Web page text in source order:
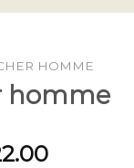
HOMME
homme